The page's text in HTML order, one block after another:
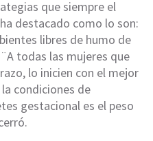
que siempre el
destacado como lo son:
libres de humo de
todas las mujeres que
lo inicien con el mejor
condiciones de
gestacional es el peso